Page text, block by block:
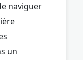
naviguer
un